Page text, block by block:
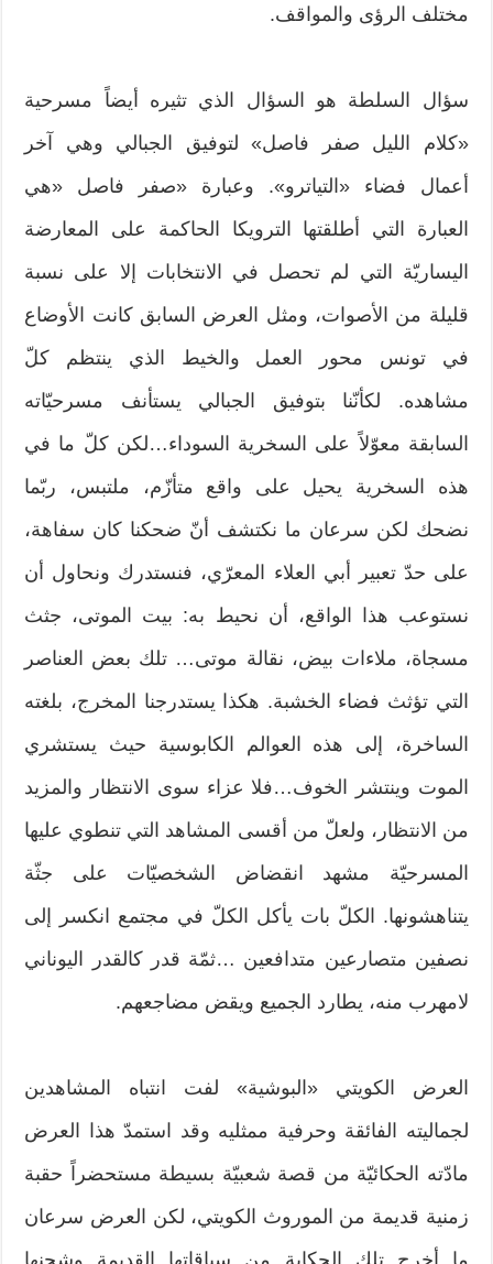
مختلف الرؤى والمواقف.
سؤال السلطة هو السؤال الذي تثيره أيضاً مسرحية
«كلام الليل صفر فاصل» لتوفيق الجبالي وهي آخر
أعمال فضاء «التياترو». وعبارة «صفر فاصل «هي
العبارة التي أطلقتها الترويكا الحاكمة على المعارضة
اليساريّة التي لم تحصل في الانتخابات إلا على نسبة
قليلة من الأصوات، ومثل العرض السابق كانت الأوضاع
في تونس محور العمل والخيط الذي ينتظم كلّ
مشاهده. لكأنّنا بتوفيق الجبالي يستأنف مسرحيّاته
السابقة معوّلاً على السخرية السوداء…لكن كلّ ما في
هذه السخرية يحيل على واقع متأزّم، ملتبس، ربّما
نضحك لكن سرعان ما نكتشف أنّ ضحكنا كان سفاهة،
على حدّ تعبير أبي العلاء المعرّي، فنستدرك ونحاول أن
نستوعب هذا الواقع، أن نحيط به: بيت الموتى، جثث
مسجاة، ملاءات بيض، نقالة موتى… تلك بعض العناصر
التي تؤثث فضاء الخشبة. هكذا يستدرجنا المخرج، بلغته
الساخرة، إلى هذه العوالم الكابوسية حيث يستشري
الموت وينتشر الخوف…فلا عزاء سوى الانتظار والمزيد
من الانتظار، ولعلّ من أقسى المشاهد التي تنطوي عليها
المسرحيّة مشهد انقضاض الشخصيّات على جثّة
يتناهشونها. الكلّ بات يأكل الكلّ في مجتمع انكسر إلى
نصفين متصارعين متدافعين …ثمّة قدر كالقدر اليوناني
لامهرب منه، يطارد الجميع ويقض مضاجعهم.
العرض الكويتي «البوشية» لفت انتباه المشاهدين
لجماليته الفائقة وحرفية ممثليه وقد استمدّ هذا العرض
مادّته الحكائيّة من قصة شعبيّة بسيطة مستحضراً حقبة
زمنية قديمة من الموروث الكويتي، لكن العرض سرعان
ما أخرج تلك الحكاية من سياقاتها القديمة وشحنها